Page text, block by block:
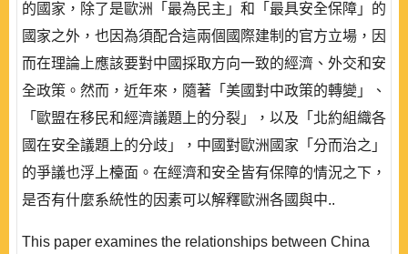
的國家，除了是歐洲「最為民主」和「最具安全保障」的
國家之外，也因為須配合這兩個國際建制的官方立場，因
而在理論上應該要對中國採取方向一致的經濟、外交和安
全政策。然而，近年來，隨著「美國對中政策的轉變」、
「歐盟在移民和經濟議題上的分裂」，以及「北約組織各
國在安全議題上的分歧」，中國對歐洲國家「分而治之」
的爭議也浮上檯面。在經濟和安全皆有保障的情況之下，
是否有什麼系統性的因素可以解釋歐洲各國與中..
This paper examines the relationships between China